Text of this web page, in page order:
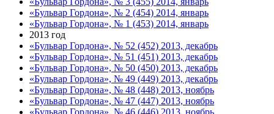
«Бульвар Гордона», № 2 (454) 2014, январь
«Бульвар Гордона», № 1 (453) 2014, январь
2013 год
«Бульвар Гордона», № 52 (452) 2013, декабрь
«Бульвар Гордона», № 51 (451) 2013, декабрь
«Бульвар Гордона», № 50 (450) 2013, декабрь
«Бульвар Гордона», № 49 (449) 2013, декабрь
«Бульвар Гордона», № 48 (448) 2013, ноябрь
«Бульвар Гордона», № 47 (447) 2013, ноябрь
«Бульвар Гордона», № 46 (446) 2013, ноябрь